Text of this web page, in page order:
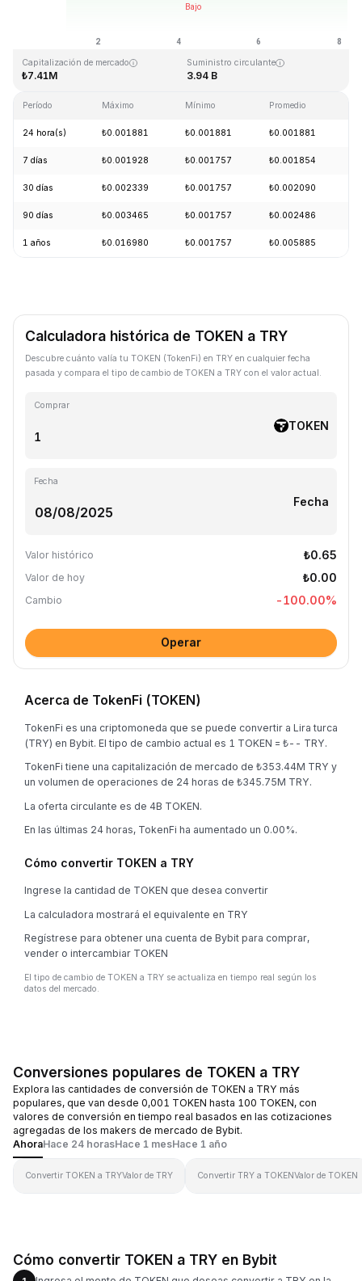
Última actualización: 2026-08-08, 04:43 GMT+0
Capitalización de mercado
₺7.41M
Suministro circulante
3.94 B
Período Máximo Mínimo Promedio
24 hora(s) ₺0.001881 ₺0.001881 ₺0.001881
7 días ₺0.001928 ₺0.001757 ₺0.001854
30 días ₺0.002339 ₺0.001757 ₺0.002090
90 días ₺0.003465 ₺0.001757 ₺0.002486
1 años ₺0.016980 ₺0.001757 ₺0.005885
Calculadora histórica de TOKEN a TRY
Descubre cuánto valía tu TOKEN (TokenFi) en TRY en cualquier fecha
pasada y compara el tipo de cambio de TOKEN a TRY con el valor actual.
Comprar
TOKEN
Fecha
Fecha
Valor histórico ₺0.65
Valor de hoy ₺0.00
Cambio -100.00%
Operar
Acerca de TokenFi (TOKEN)
TokenFi es una criptomoneda que se puede convertir a Lira turca
(TRY) en Bybit. El tipo de cambio actual es 1 TOKEN = ₺-- TRY.
TokenFi tiene una capitalización de mercado de ₺353.44M TRY y
un volumen de operaciones de 24 horas de ₺345.75M TRY.
La oferta circulante es de 4B TOKEN.
En las últimas 24 horas, TokenFi ha aumentado un 0.00%.
Cómo convertir TOKEN a TRY
Ingrese la cantidad de TOKEN que desea convertir
La calculadora mostrará el equivalente en TRY
Regístrese para obtener una cuenta de Bybit para comprar,
vender o intercambiar TOKEN
El tipo de cambio de TOKEN a TRY se actualiza en tiempo real según los
datos del mercado.
Conversiones populares de TOKEN a TRY
Explora las cantidades de conversión de TOKEN a TRY más
populares, que van desde 0,001 TOKEN hasta 100 TOKEN, con
valores de conversión en tiempo real basados en las cotizaciones
agregadas de los makers de mercado de Bybit.
AhoraHace 24 horasHace 1 mesHace 1 año
Convertir TOKEN a TRYValor de TRY Convertir TRY a TOKENValor de TOKEN
Cómo convertir TOKEN a TRY en Bybit